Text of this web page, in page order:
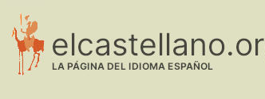
contenido
principal